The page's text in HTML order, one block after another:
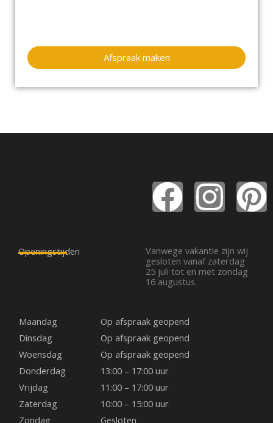
Afspraak maken
F
a
c
e
b
o
o
k
I
n
s
t
P
i
Openingstijden
Vanwege vakantie zijn wij
gesloten vanaf zaterdag
25 juli tot en met zondag
16 augustus.
Maandag
Op afspraak geopend
Dinsdag
Op afspraak geopend
Woensdag
Op afspraak geopend
Donderdag
13:00 – 17:00 uur
Vrijdag
11:00 – 17:00 uur
Zaterdag
10:00 – 15:00 uur
Zondag
Gesloten